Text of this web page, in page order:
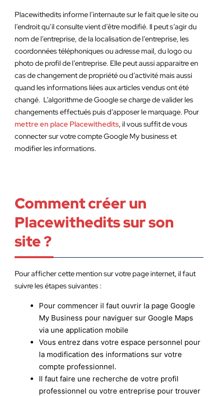
Placewithedits informe l’internaute sur le fait que le site ou
l’endroit qu’il consulte vient d’être modifié. Il peut s’agir du
nom de l’entreprise, de la localisation de l’entreprise, les
coordonnées téléphoniques ou adresse mail, du logo ou
photo de profil de l’entreprise. Elle peut aussi apparaitre en
cas de changement de propriété ou d’activité mais aussi
quand les informations liées aux articles vendus ont été
changé. L’algorithme de Google se charge de valider les
changements effectués puis d’apposer le marquage. Pour
mettre en place Placewithedits, il vous suffit de vous
connecter sur votre compte Google My business et
modifier les informations.
Comment créer un
Placewithedits sur son
site ?
Pour afficher cette mention sur votre page internet, il faut
suivre les étapes suivantes :
Pour commencer il faut ouvrir la page Google
My Business pour naviguer sur Google Maps
via une application mobile
Vous entrez dans votre espace personnel pour
la modification des informations sur votre
compte professionnel.
Il faut faire une recherche de votre profil
professionnel ou votre entreprise pour trouver